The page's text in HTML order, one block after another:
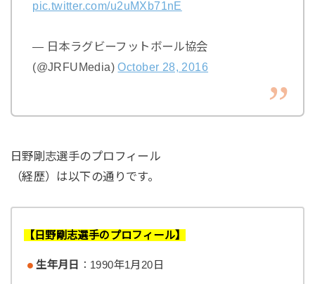
pic.twitter.com/u2uMXb71nE
— 日本ラグビーフットボール協会
(@JRFUMedia)October 28, 2016
日野剛志選手のプロフィール
（経歴）は以下の通りです。
【日野剛志選手のプロフィール】
生年月日 ：1990年1月20日